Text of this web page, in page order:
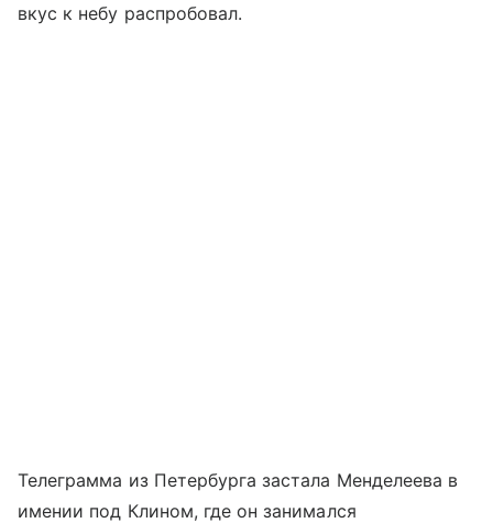
вкус к небу распробовал.
Телеграмма из Петербурга застала Менделеева в
имении под Клином, где он занимался